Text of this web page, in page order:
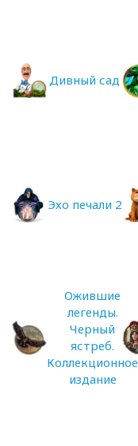
Дивный сад
Эхо печали 2
Ожившие
легенды.
Черный
ястреб.
Коллекционное
издание